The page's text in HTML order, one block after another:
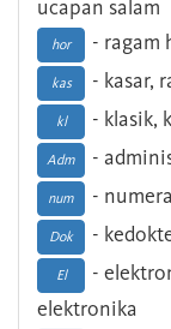
ucapan salam
hor - ragam
kas - kasar,
kl - klasik,
Adm -
num -
Dok -
El
-
elektronika